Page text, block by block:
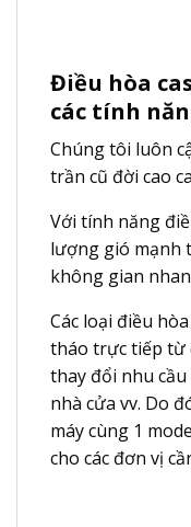
Điều hòa
các tính
Chúng tôi luôn
trần cũ đời cao
Với tính năng
lượng gió mạnh
không gian
Các loại điều
tháo trực tiếp từ
thay đổi nhu
nhà cửa vv. Do
máy cùng 1
cho các đơn vị